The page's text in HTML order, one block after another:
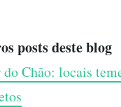
posts deste blog
Chão: locais